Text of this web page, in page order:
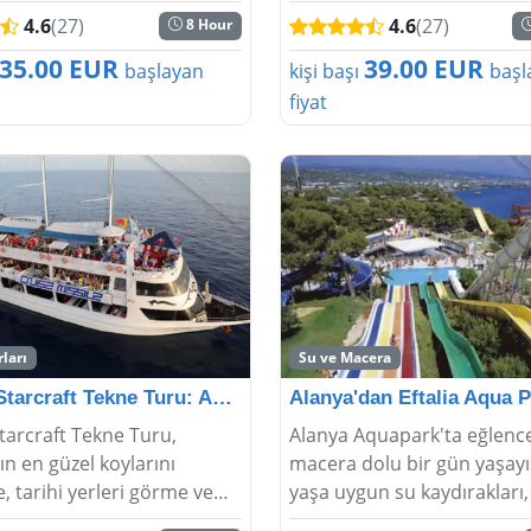
Kişilerin otelden
ile başlana...
4.6(27) 8 Hour
35.00 EUR başlayan
nefes kesici manzaraların
çıkarın. Bu macera için
4.6(27)
kişi başı 39.00 EUR
fiyat
Alanya Starcraft Tekne Turu: Akdeniz'in Tadını Çık
Tekne Turu,
en güzel koylarını
tarihi yerleri görme ve
eğlenceli bir gün
Su ve Macera
Alanya Aquapark'ta
macera dolu bir gün
yaşa uygun su
havuzları ve çeşitli